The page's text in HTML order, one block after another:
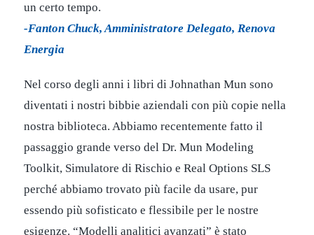
un certo tempo.
-Fanton Chuck, Amministratore Delegato, Renova
Energia
Nel corso degli anni i libri di Johnathan Mun sono
diventati i nostri bibbie aziendali con più copie nella
nostra biblioteca. Abbiamo recentemente fatto il
passaggio grande verso del Dr. Mun Modeling
Toolkit, Simulatore di Rischio e Real Options SLS
perché abbiamo trovato più facile da usare, pur
essendo più sofisticato e flessibile per le nostre
esigenze. “Modelli analitici avanzati” è stato